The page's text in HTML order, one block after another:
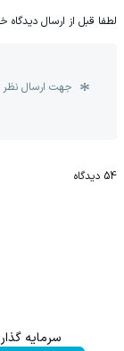
لطفا قبل از ارسال دیدگاه
جهت ارسال نظر
54 دیدگاه
سرمایه گذاری